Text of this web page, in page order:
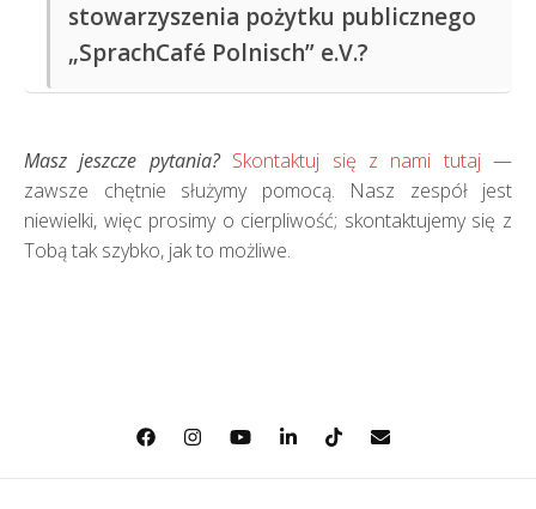
Osobiście: w kawiarni dostępne są puszki na
datki.
Każda wpłata pomaga nam kontynuować nasze
Dziękujemy za wsparcie
Działania międzykulturowe
Projekty lokalne i międzyregionalne
Działania edukacyjne, kulturalne i społeczne
Każdy wkład ma znaczenie!
stowarzyszenia pożytku publicznego
„SprachCafé Polnisch” e.V.?
znaleźć tutaj.
Masz jeszcze pytania? Skontaktuj się z nami tutaj—
zawsze chętnie służymy pomocą. Nasz zespół jest
niewielki, więc prosimy o cierpliwość; skontaktujemy się z
Tobą tak szybko, jak to możliwe.